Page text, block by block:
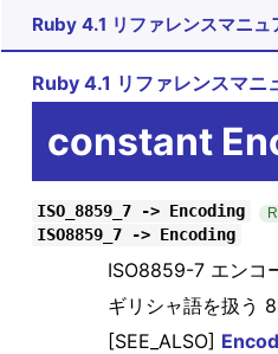
Ruby 4.1 リファレンスマニュ
Ruby 4.1 リファレンスマニ
constant
ISO_8859_7 -> Encoding
ISO8859_7 -> Encoding
ISO8859-7 エンコ
ギリシャ語を扱う
[SEE_ALSO]